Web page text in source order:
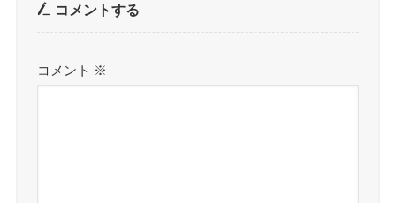
コメントする
コメント ※